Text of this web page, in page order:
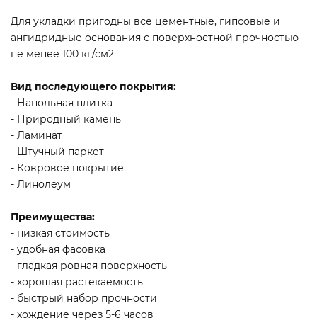
Для укладки пригодны все цементные, гипсовые и
ангидридные основания с поверхностной прочностью
не менее 100 кг/см2
Вид последующего покрытия:
- Напольная плитка
- Природный камень
- Ламинат
- Штучный паркет
- Ковровое покрытие
- Линолеум
Преимущества:
- низкая стоимость
- удобная фасовка
- гладкая ровная поверхность
- хорошая растекаемость
- быстрый набор прочности
- хождение через 5-6 часов